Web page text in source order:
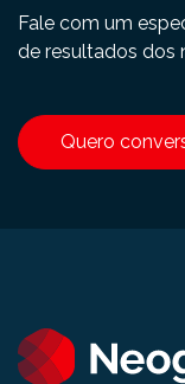
Fale com um
de resultados dos
Quero